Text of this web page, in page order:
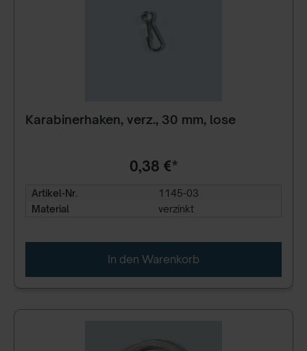
Karabinerhaken, verz., 30 mm, lose
0,38 €*
Artikel-Nr.
1145-03
Material
verzinkt
In den Warenkorb